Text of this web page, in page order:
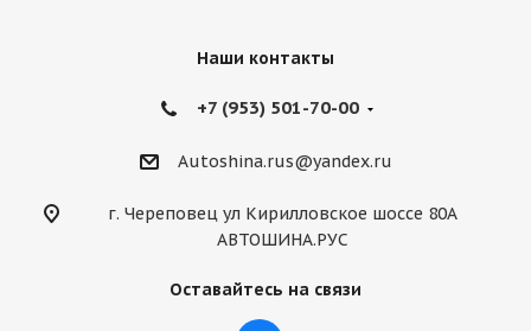
Наши контакты
+7 (953) 501-70-00
Autoshina.rus@yandex.ru
г. Череповец ул Кирилловское шоссе 80А
АВТОШИНА.РУС
Оставайтесь на связи